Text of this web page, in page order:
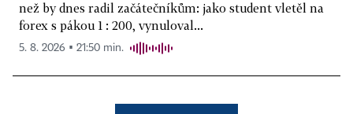
než by dnes radil začátečníkům: jako student vletěl na
forex s pákou 1 : 200, vynuloval...
5. 8. 2026 ▪ 21:50 min.